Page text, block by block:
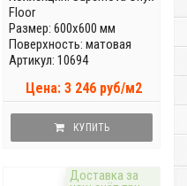
Floor
Размер: 600x600 мм
Поверхность: матовая
Артикул: 10694
Цена: 3 246 руб/м2
КУПИТЬ
Доставка за